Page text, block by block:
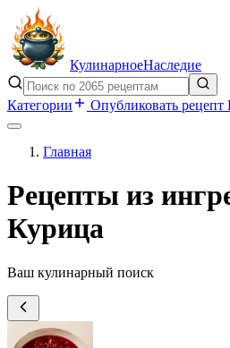
КулинарноеНаследие
Категории Опубликовать рецепт
Главная
Рецепты из
Курица
Ваш кулинарный поиск